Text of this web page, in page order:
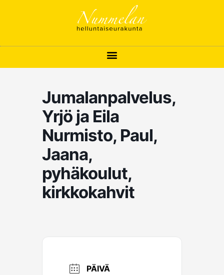
Jumalanpalvelus,
Yrjö ja Eila
Nurmisto, Paul,
Jaana,
pyhäkoulut,
kirkkokahvit
PÄIVÄ